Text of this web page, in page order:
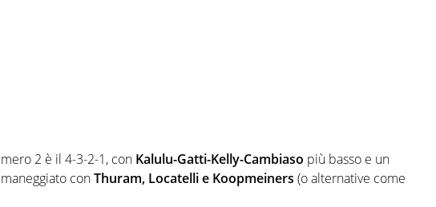
2 è il 4-3-2-1, con Kalulu-Gatti-Kelly-Cambiaso più basso e un
conThuram, Locatelli e Koopmeiners (o alternative come